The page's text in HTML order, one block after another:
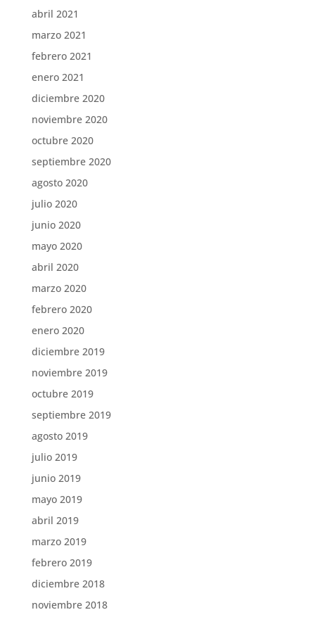
abril 2021
marzo 2021
febrero 2021
enero 2021
diciembre 2020
noviembre 2020
octubre 2020
septiembre 2020
agosto 2020
julio 2020
junio 2020
mayo 2020
abril 2020
marzo 2020
febrero 2020
enero 2020
diciembre 2019
noviembre 2019
octubre 2019
septiembre 2019
agosto 2019
julio 2019
junio 2019
mayo 2019
abril 2019
marzo 2019
febrero 2019
diciembre 2018
noviembre 2018